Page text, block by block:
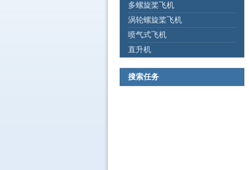
多螺旋桨飞机
涡轮螺旋桨飞机
喷气式飞机
直升机
搜索任务